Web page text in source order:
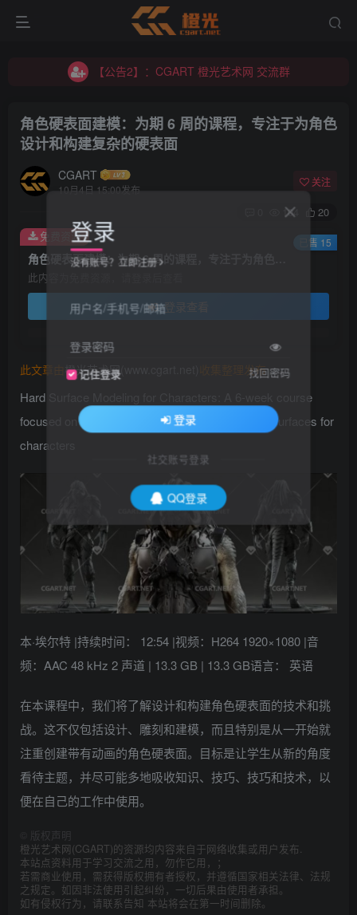
【公告2】：CGART 橙光艺术网 交流群
【公告2】：CGART 橙光艺术网 交流群
角色硬表面建模：为期 6 周的课程，专注于为角色
设计和构建复杂的硬表面
CGART
10月4日 15:00发布
关注
104 20
此内容为免费资源，请登录后查看
登录查看
免费资源 已售 15
此文章由 橙光艺术网(www.cgart.net) 收集整理发布
Hard Surface Modeling for Characters: A 6-week course
focused on designing and building complex hard surfaces for
characters
本·埃尔特 |持续时间： 12:54 |视频：H264 1920×1080 |音
频：AAC 48 kHz 2 声道 | 13.3 GB | 13.3 GB语言： 英语
在本课程中，我们将了解设计和构建角色硬表面的技术和挑
战。这不仅包括设计、雕刻和建模，而且特别是从一开始就
注重创建带有动画的角色硬表面。目标是让学生从新的角度
看待主题，并尽可能多地吸收知识、技巧、技巧和技术，以
便在自己的工作中使用。
版权声明
橙光艺术网(CGART)的资源均内容来自于网络收集或用户发布.
本站点资料用于学习交流之用，勿作它用，；
若需商业使用，需获得版权拥有者授权，并遵循国家相关法律、法规
之规定。如因非法使用引起纠纷，一切后果由使用者承担。
如有侵权行为，请联系告知 本站将会在第一时间删除。
登录
没有账号？立即注册
用户名/手机号/邮箱
登录密码
记住登录 找回密码
登录
社交账号登录
QQ登录